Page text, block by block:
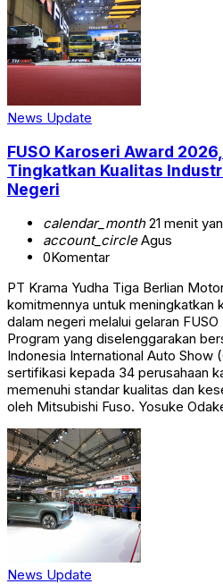
News Update
FUSO Karoseri Award
Tingkatkan Kualitas
Negeri
calendar_month21 menit
account_circleAgus
0Komentar
PT Krama Yudha Tiga Berlian
komitmennya untuk meningkatkan
dalam negeri melalui gelaran
Program yang diselenggarakan
Indonesia International Auto Show
sertifikasi kepada 34 perusahaan
memenuhi standar kualitas dan
oleh Mitsubishi Fuso. Yosuke
News Update